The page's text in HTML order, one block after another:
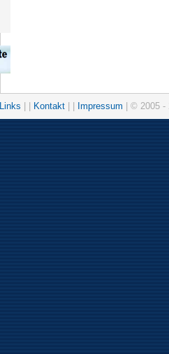
Links Kontakt Impressum | © 2005 -